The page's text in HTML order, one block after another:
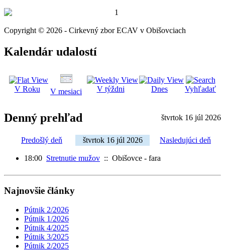
Copyright © 2026 - Cirkevný zbor ECAV v Obišovciach
Kalendár udalostí
V Roku V mesiaci V týždni Dnes Vyhľadať
Denný prehľad štvrtok 16 júl 2026
Predošlý deň štvrtok 16 júl 2026 Nasledujúci deň
18:00 Stretnutie mužov :: Obišovce - fara
Najnovšie články
Pútnik 2/2026
Pútnik 1/2026
Pútnik 4/2025
Pútnik 3/2025
Pútnik 2/2025